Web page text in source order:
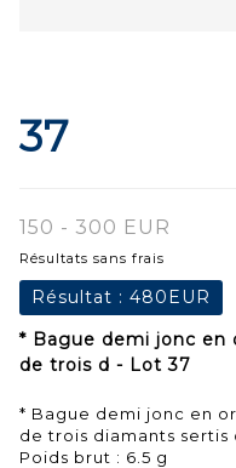
37
150 - 300 EUR
Résultats sans frais
Résultat : 480EUR
* Bague demi jonc en
de trois d - Lot 37
* Bague demi jonc en
de trois diamants sertis
Poids brut : 6.5 g